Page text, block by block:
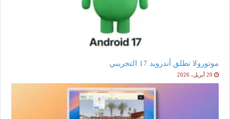
موتورولا تطلق أندرويد 17 التجريبي
20 أبريل، 2026